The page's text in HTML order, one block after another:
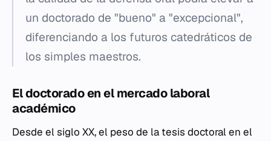
un doctorado de "bueno" a "excepcional",
diferenciando a los futuros catedráticos de
los simples maestros.
El doctorado en el mercado laboral
académico
Desde el siglo XX, el peso de la tesis doctoral en el